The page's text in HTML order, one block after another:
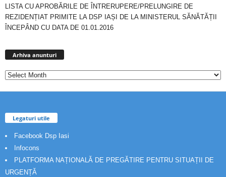
LISTA CU APROBĂRILE DE ÎNTRERUPERE/PRELUNGIRE DE
REZIDENȚIAT PRIMITE LA DSP IAȘI DE LA MINISTERUL SĂNĂTĂȚII
ÎNCEPÂND CU DATA DE 01.01.2016
Arhiva anunturi
Legaturi utile
Facebook Dsp Iasi
Infocons
PLATFORMA NAȚIONALĂ DE PREGĂTIRE PENTRU SITUAȚII DE
URGENȚĂ